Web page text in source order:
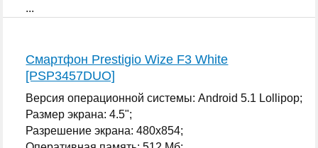
...
Смартфон Prestigio Wize F3 White
[PSP3457DUO]
Версия операционной системы: Android 5.1 Lollipop;
Размер экрана: 4.5";
Разрешение экрана: 480x854;